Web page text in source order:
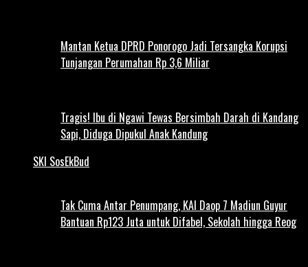
Mantan Ketua DPRD Ponorogo Jadi Tersangka Korupsi
Tunjangan Perumahan Rp 3,6 Miliar
Tragis! Ibu di Ngawi Tewas Bersimbah Darah di Kandang
Sapi, Diduga Dipukul Anak Kandung
SKI SosEkBud
Tak Cuma Antar Penumpang, KAI Daop 7 Madiun Guyur
Bantuan Rp123 Juta untuk Difabel, Sekolah hingga Reog